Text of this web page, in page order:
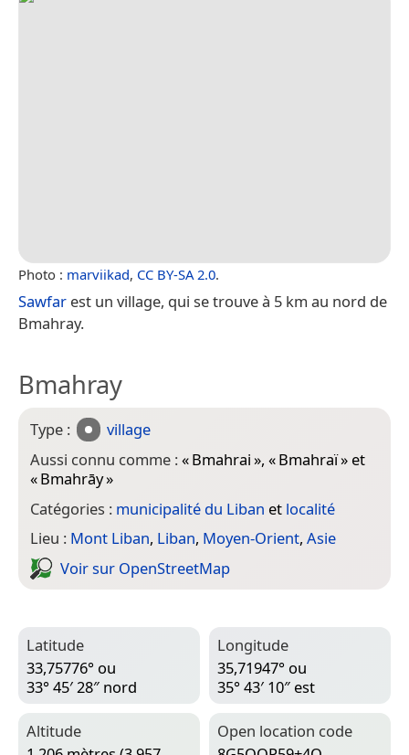
Photo : marviikad, CC BY-SA 2.0.
Sawfar est un village, qui se trouve à 5 km au nord de
Bmahray.
Bmahray
Type :
village
Aussi connu comme :«Bmahrai», «Bmahraï» et
«Bmahrāy»
Catégories : municipalité du Liban et localité
Lieu : Mont Liban, Liban, Moyen-Orient, Asie
Voir sur Open­Street­Map
Latitude
33,75776° ou
33° 45′ 28″ nord
Longitude
35,71947° ou
35° 43′ 10″ est
Altitude
Open location code